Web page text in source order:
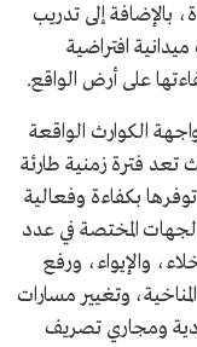
بالإضافة إلى تدريب
افتراضية
على أرض الواقع.
الكوارث الواقعة
تعد فترة زمنية طارئة
بكفاءة وفعالية
المختصة في عدد
والإيواء، ورفع
وتغيير مسارات
ومجاري تصريف